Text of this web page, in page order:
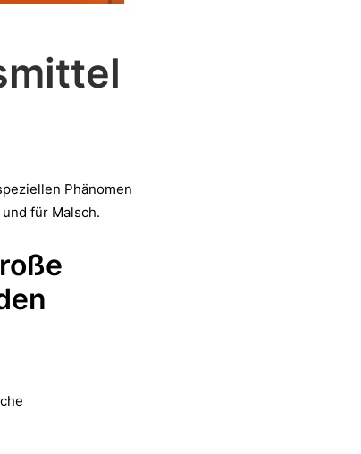
Phänomen
und für Malsch.